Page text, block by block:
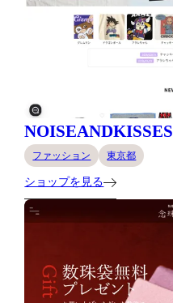
NOISEANDKISSES
ファッション 東京都
ショップを見る